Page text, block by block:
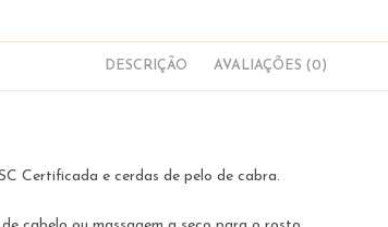
DESCRIÇÃO AVALIAÇÕES (0)
Certificada e cerdas de pelo de cabra.